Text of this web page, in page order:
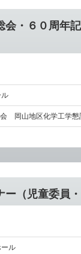
・６０周年
岡山地区化学工学懇
（児童委員
ル